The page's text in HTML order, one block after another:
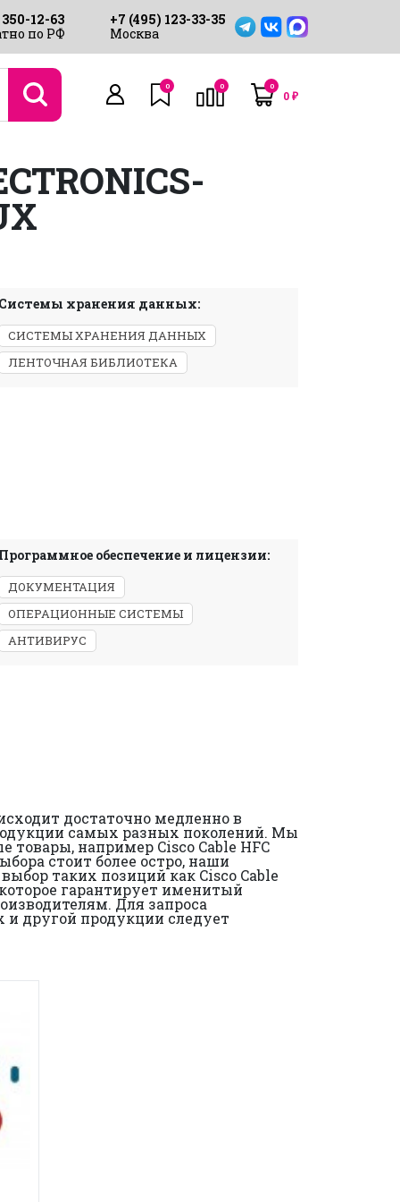
12-63
по РФ
+7 (495) 123-33-35
Москва
0 0 0
0₽
хранения данных:
СИСТЕМЫ ХРАНЕНИЯ ДАННЫХ
ЛЕНТОЧНАЯ БИБЛИОТЕКА
обеспечение и лицензии:
ДОКУМЕНТАЦИЯ
ОПЕРАЦИОННЫЕ СИСТЕМЫ
АНТИВИРУС
достаточно медленно в
самых разных поколений. Мы
например Cisco Cable HFC
стоит более остро, наши
таких позиций как Cisco Cable
гарантирует именитый
Для запроса
и другой продукции следует